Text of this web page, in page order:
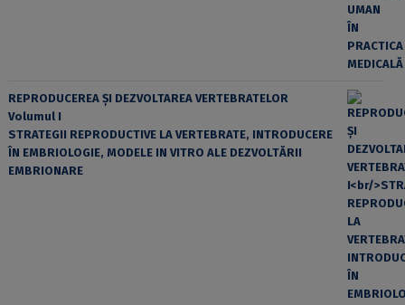
REPRODUCEREA ȘI DEZVOLTAREA VERTEBRATELOR
Volumul I
STRATEGII REPRODUCTIVE LA VERTEBRATE, INTRODUCERE
ÎN EMBRIOLOGIE, MODELE IN VITRO ALE DEZVOLTĂRII
EMBRIONARE